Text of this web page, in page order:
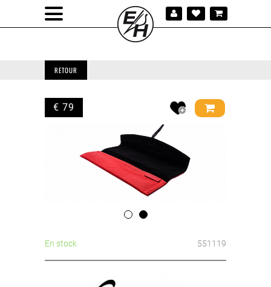
RETOUR
€ 79
En stock 551119